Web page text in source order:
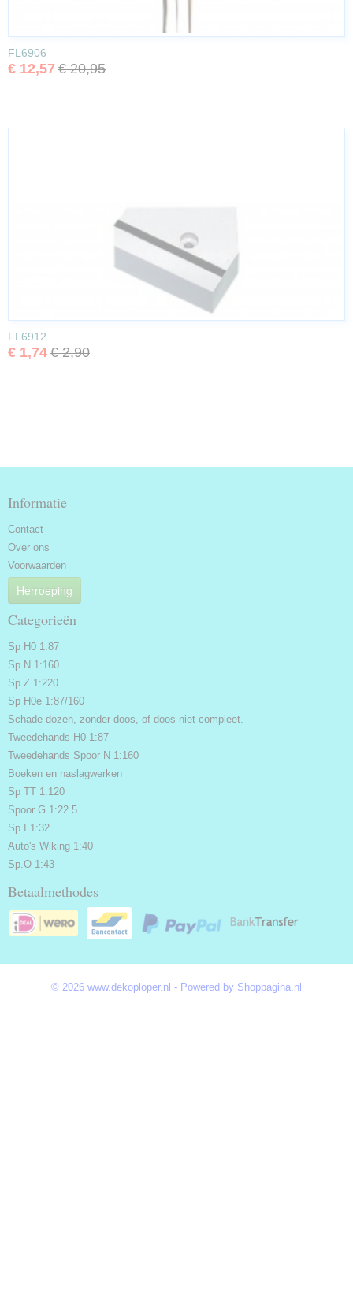
FL6906
€ 12,57 € 20,95
FL6912
€ 1,74 € 2,90
Informatie
Contact
Over ons
Voorwaarden
Herroeping
Categorieën
Sp H0 1:87
Sp N 1:160
Sp Z 1:220
Sp H0e 1:87/160
Schade dozen, zonder doos, of doos niet compleet.
Tweedehands H0 1:87
Tweedehands Spoor N 1:160
Boeken en naslagwerken
Sp TT 1:120
Spoor G 1:22.5
Sp I 1:32
Auto's Wiking 1:40
Sp.O 1:43
Betaalmethodes
© 2026 www.dekoploper.nl - Powered by Shoppagina.nl